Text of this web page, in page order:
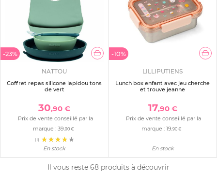
-23%
NATTOU
Coffret repas silicone lapidou tons
de vert
30,90 €
Prix de vente conseillé par la
marque : 39 ,90 €
(1)
En stock
-10%
LILLIPUTIENS
Lunch box enfant avec jeu cherche
et trouve jeanne
17,90 €
Prix de vente conseillé par la
marque :19 ,90 €
En stock
Il vous reste 68 produits à découvrir